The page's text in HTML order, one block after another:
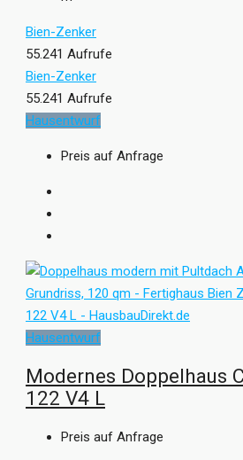
Bien-Zenker
55.241 Aufrufe
Bien-Zenker
55.241 Aufrufe
Hausentwurf
Preis auf Anfrage
Hausentwurf
Modernes Doppelhaus
122 V4 L
Preis auf Anfrage